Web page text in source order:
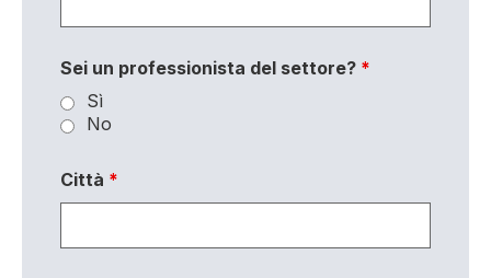
Sei un professionista del settore? *
Sì
No
Città *